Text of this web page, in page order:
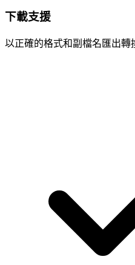
下載支援
以正確的格式和副檔名匯出轉